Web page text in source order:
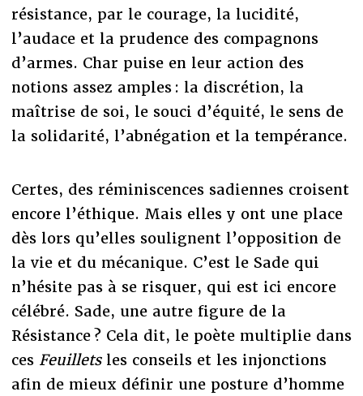
résistance, par le courage, la lucidité,
l’audace et la prudence des compagnons
d’armes. Char puise en leur action des
notions assez amples : la discrétion, la
maîtrise de soi, le souci d’équité, le sens de
la solidarité, l’abnégation et la tempérance.
Certes, des réminiscences sadiennes croisent
encore l’éthique. Mais elles y ont une place
dès lors qu’elles soulignent l’opposition de
la vie et du mécanique. C’est le Sade qui
n’hésite pas à se risquer, qui est ici encore
célébré. Sade, une autre figure de la
Résistance ? Cela dit, le poète multiplie dans
ces Feuillets les conseils et les injonctions
afin de mieux définir une posture d’homme